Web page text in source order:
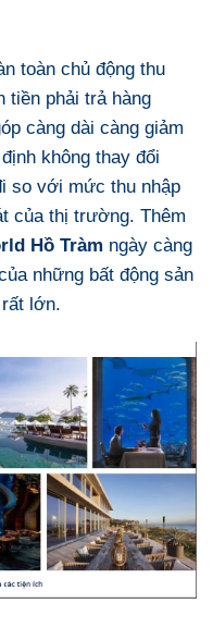
toàn chủ động thu
tiền phải trả hàng
càng dài càng giảm
không thay đổi
so với mức thu nhập
của thị trường. Thêm
Hồ Tràm ngày càng
những bất động sản
lớn.